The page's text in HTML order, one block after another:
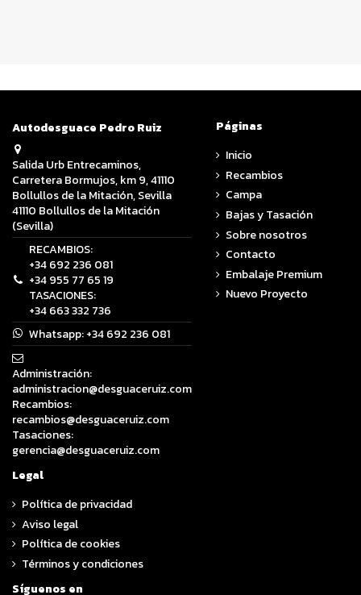
Autodesguace Pedro Ruiz
Salida Urb Entrecaminos,
Carretera Bormujos, km 9, 41110
Bollullos de la Mitación, Sevilla
41110 Bollullos de la Mitación
(Sevilla)
RECAMBIOS:
+34 692 236 081
+34 955 77 65 19
TASACIONES:
+34 663 332 736
Whatsapp:+34 692 236 081
Administración:
administracion@desguaceruiz.com
Recambios:
recambios@desguaceruiz.com
Tasaciones:
gerencia@desguaceruiz.com
Páginas
Inicio
Recambios
Campa
Bajas y Tasación
Sobre nosotros
Contacto
Embalaje Premium
Nuevo Proyecto
Legal
Política de privacidad
Aviso legal
Política de cookies
Términos y condiciones
Síguenos en